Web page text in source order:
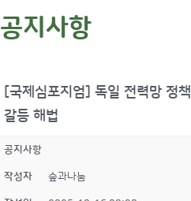
공지사항
[국제심포지엄] 독일 전력망 정
갈등 해법
공지사항
작성자 숲과나눔